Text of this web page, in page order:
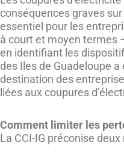
conséquences graves
essentiel pour les
à court et moyen termes
en identifiant les
des Iles de Guadeloupe
destination des
liées aux coupures
Comment limiter les
La CCI-IG préconise